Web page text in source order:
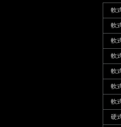
軟
軟
軟
軟
軟
軟
軟
硬